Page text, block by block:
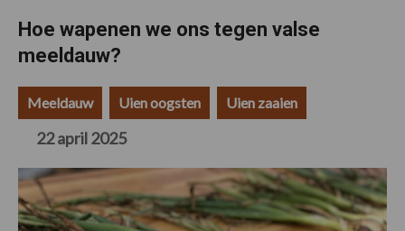
Hoe wapenen we ons tegen valse
meeldauw?
Meeldauw Uien oogsten Uien zaaien
22 april 2025